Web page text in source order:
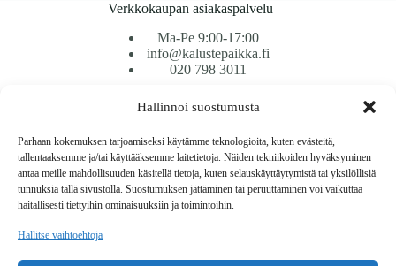
Hallinnoi suostumusta
Parhaan kokemuksen tarjoamiseksi käytämme teknologioita, kuten evästeitä,
tallentaaksemme ja/tai käyttääksemme laitetietoja. Näiden tekniikoiden hyväksyminen
antaa meille mahdollisuuden käsitellä tietoja, kuten selauskäyttäytymistä tai yksilöllisiä
tunnuksia tällä sivustolla. Suostumuksen jättäminen tai peruuttaminen voi vaikuttaa
haitallisesti tiettyihin ominaisuuksiin ja toimintoihin.
Hallitse vaihtoehtoja
Verkkokaupan asiakaspalvelu
Ma-Pe 9:00-17:00
info@kalustepaikka.fi
020 798 3011
Tavarantoimitus / Maksutavat
Toimitustavat
Maksutavat
Vaihto ja palautus
Reklamaatiot